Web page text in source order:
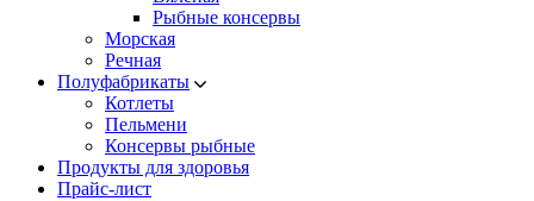
Рыбные консервы
Морская
Речная
Полуфабрикаты
Котлеты
Пельмени
Консервы рыбные
Продукты для здоровья
Прайс-лист